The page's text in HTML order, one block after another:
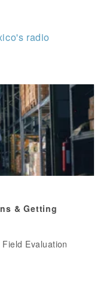
radio
& Getting
Evaluation